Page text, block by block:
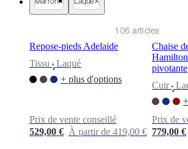
d'expositionPiècesSéjours
Aménagements
extérieursPetits
Helena
livraisonEntretien
106 articles
Repose-pieds Adelaide
Tissu
•
Laqué
+ plus d'options
Prix de vente conseillé
529,00 € À partir de 419,00 €
Chaise
pivotante
Cuir
•
Prix de
779,00 €